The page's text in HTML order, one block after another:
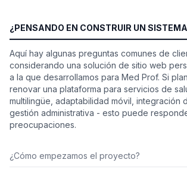
¿PENSANDO EN CONSTRUIR UN
Aquí hay algunas preguntas comunes de
considerando una solución de sitio web
a la que desarrollamos para Med Prof. Si
renovar una plataforma para servicios de
multilingüe, adaptabilidad móvil, integración
gestión administrativa - esto puede
preocupaciones.
¿Cómo empezamos el proyecto?